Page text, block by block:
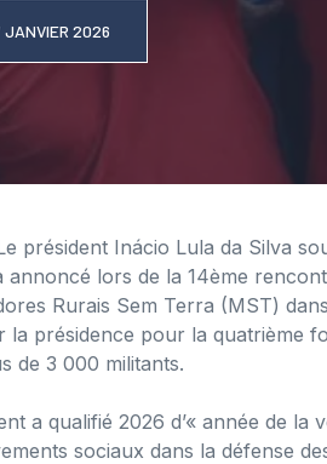
JANVIER 2026
président Inácio Lula da Silva
annoncé lors de la 14ème
Rurais Sem Terra (MST)
la présidence pour la quatrième
de 3 000 militants.
a qualifié 2026 d’« année de
sociaux dans la défense